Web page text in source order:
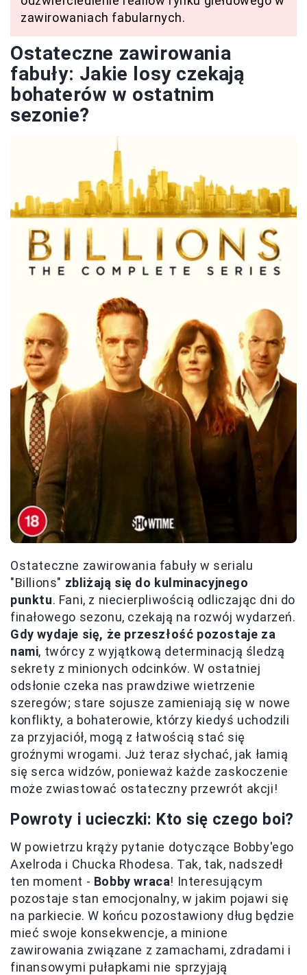
zawirowaniach fabularnych.
Ostateczne zawirowania
fabuły: Jakie losy czekają
bohaterów w ostatnim
sezonie?
Ostateczne zawirowania fabuły w serialu
"Billions" zbliżają się do kulminacyjnego
punktu. Fani, z niecierpliwością odliczając dni do
finałowego sezonu, czekają na rozwój wydarzeń.
Gdy wydaje się, że przeszłość pozostaje za
nami, twórcy z wyjątkową determinacją śledzą
sekrety z minionych odcinków. W ostatniej
odsłonie czeka nas prawdziwe wietrzenie
szeregów; stare sojusze zamieniają się w nowe
konflikty, a bohaterowie, którzy kiedyś uchodzili
za przyjaciół, mogą z łatwością stać się
groźnymi wrogami. Już teraz słychać, jak łamią
się serca widzów, ponieważ każde zaskoczenie
może zwiastować ostateczny przewrót akcji!
Powroty i ucieczki: Kto się czego boi?
W powietrzu krąży pytanie dotyczące Bobby'ego
Axelroda i Chucka Rhodesa. Tak, tak, nadszedł
ten moment - Bobby wraca! Interesującym
pozostaje stan emocjonalny, w jakim pojawi się
na parkiecie. W końcu pozostawiony dług będzie
mieć swoje konsekwencje, a minione
zawirowania związane z zamachami, zdradami i
finansowymi pułapkami nie sprzyjają